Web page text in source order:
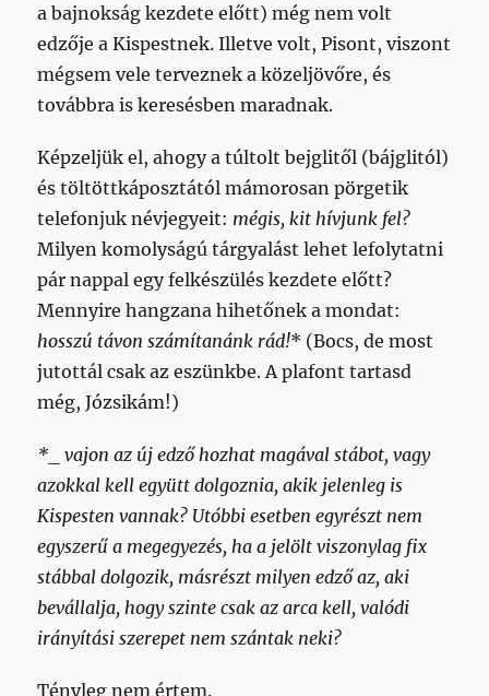
a bajnokság kezdete előtt) még nem volt
edzője a Kispestnek. Illetve volt, Pisont, viszont
mégsem vele terveznek a közeljövőre, és
továbbra is keresésben maradnak.
Képzeljük el, ahogy a túltolt bejglitől (bájglitól)
és töltöttkáposztától mámorosan pörgetik
telefonjuk névjegyeit: mégis, kit hívjunk fel?
Milyen komolyságú tárgyalást lehet lefolytatni
pár nappal egy felkészülés kezdete előtt?
Mennyire hangzana hihetőnek a mondat:
hosszú távon számítanánk rád!* (Bocs, de most
jutottál csak az eszünkbe. A plafont tartasd
még, Józsikám!)
*_ vajon az új edző hozhat magával stábot, vagy
azokkal kell együtt dolgoznia, akik jelenleg is
Kispesten vannak? Utóbbi esetben egyrészt nem
egyszerű a megegyezés, ha a jelölt viszonylag fix
stábbal dolgozik, másrészt milyen edző az, aki
bevállalja, hogy szinte csak az arca kell, valódi
irányítási szerepet nem szántak neki?
Tényleg nem értem.